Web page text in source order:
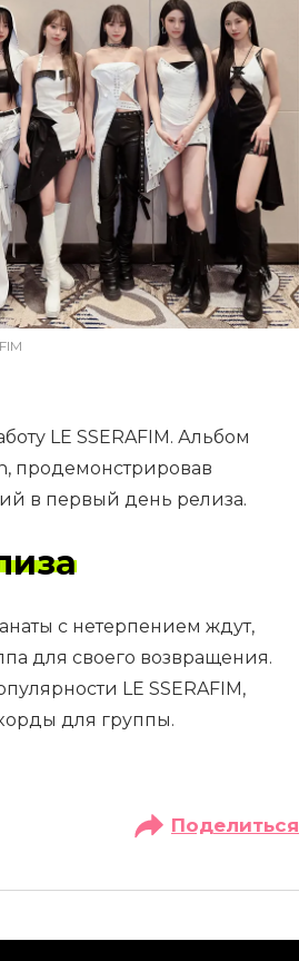
LE SSERAFIM. Альбом
продемонстрировав
в первый день релиза.
с нетерпением ждут,
для своего возвращения.
LE SSERAFIM,
для группы.
Поделиться